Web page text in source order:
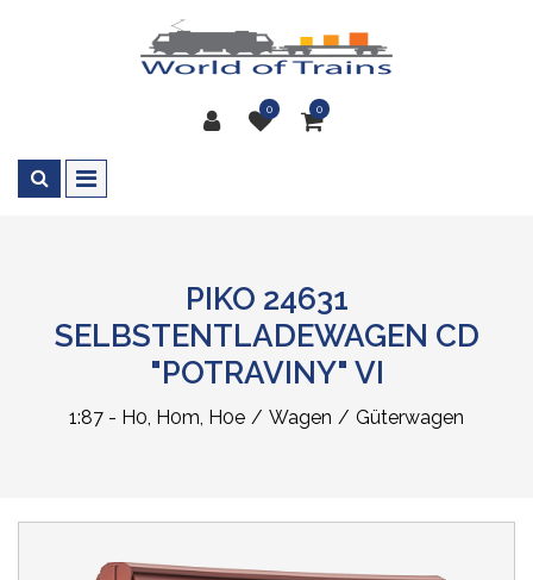
0 0
PIKO 24631
SELBSTENTLADEWAGEN CD
"POTRAVINY" VI
1:87 - H0, H0m, H0e Wagen Güterwagen